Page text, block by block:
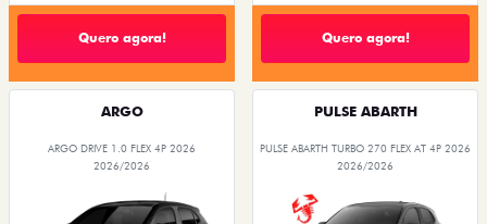
Quero agora! Quero agora!
ARGO
ARGO DRIVE 1.0 FLEX 4P 2026
2026/2026
PULSE ABARTH
PULSE ABARTH TURBO 270 FLEX AT 4P 2026
2026/2026